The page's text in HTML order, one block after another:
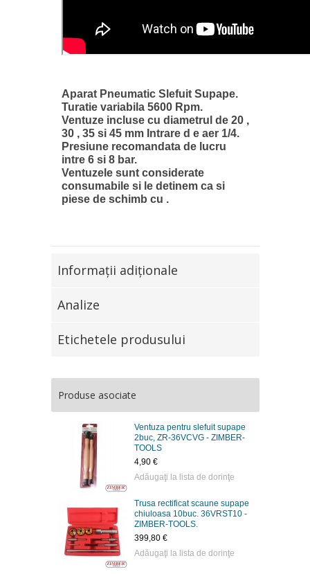
Aparat Pneumatic Slefuit Supape.
Turatie variabila 5600 Rpm.
Ventuze incluse cu diametrul de 20 ,
30 , 35 si 45 mm Intrare d e aer 1/4.
Presiune recomandata de lucru
intre 6 si 8 bar.
Ventuzele sunt considerate
consumabile si le detinem ca si
piese de schimb cu .
Informaţii adiţionale
Analize
Etichetele produsului
Produse asociate
Ventuza pentru slefuit supape
2buc, ZR-36VCVG - ZIMBER-
TOOLS
4,90 €
Adăugaţi la lista de dorinţe
Trusa rectificat scaune supape
chiuloasa 10buc. 36VRST10 -
ZIMBER-TOOLS.
399,80 €
Adăugaţi la lista de dorinţe